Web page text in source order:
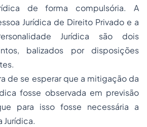
de forma compulsória. A
Jurídica de Direito Privado e a
Jurídica são dois
balizados por disposições
de se esperar que a mitigação da
fosse observada em previsão
para isso fosse necessária a
Jurídica.